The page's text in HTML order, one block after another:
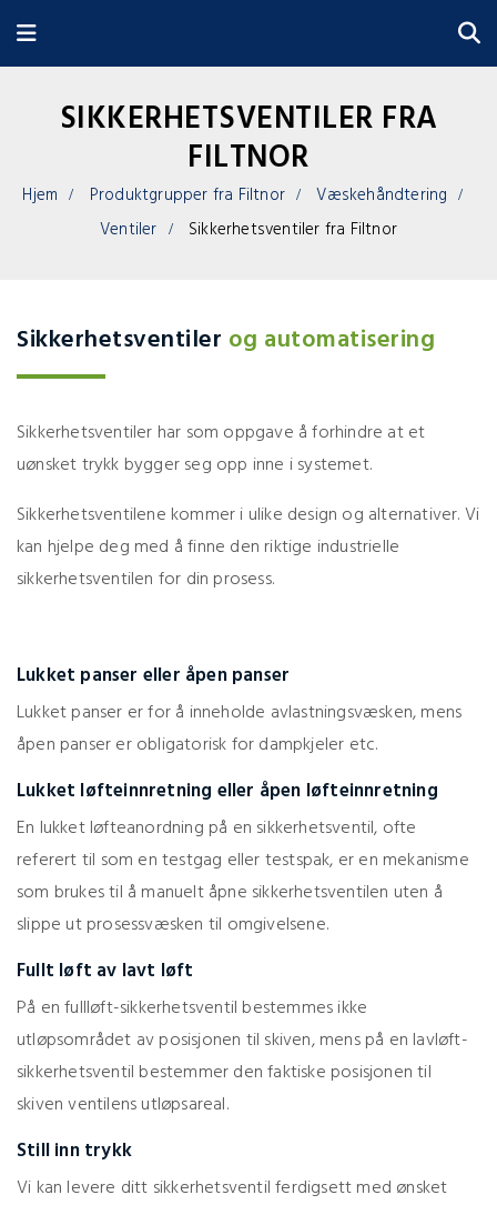
SIKKERHETSVENTILER FRA
FILTNOR
Hjem Produktgrupper fra Filtnor
Væskehåndtering
Ventiler
Sikkerhetsventiler fra Filtnor
Sikkerhetsventiler og automatisering
Sikkerhetsventiler har som oppgave å forhindre at et
uønsket trykk bygger seg opp inne i systemet.
Sikkerhetsventilene kommer i ulike design og alternativer. Vi
kan hjelpe deg med å finne den riktige industrielle
sikkerhetsventilen for din prosess.
Lukket panser eller åpen panser
Lukket panser er for å inneholde avlastningsvæsken, mens
åpen panser er obligatorisk for dampkjeler etc.
Lukket løfteinnretning eller åpen løfteinnretning
En lukket løfteanordning på en sikkerhetsventil, ofte
referert til som en testgag eller testspak, er en mekanisme
som brukes til å manuelt åpne sikkerhetsventilen uten å
slippe ut prosessvæsken til omgivelsene.
Fullt løft av lavt løft
På en fullløft-sikkerhetsventil bestemmes ikke
utløpsområdet av posisjonen til skiven, mens på en lavløft-
sikkerhetsventil bestemmer den faktiske posisjonen til
skiven ventilens utløpsareal.
Still inn trykk
Vi kan levere ditt sikkerhetsventil ferdigsett med ønsket